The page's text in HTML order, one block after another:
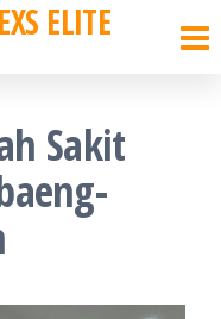
ELITE
Sakit